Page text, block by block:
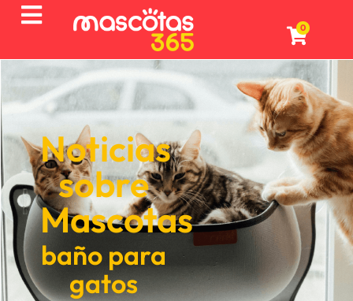
0
Noticias
sobre
Mascotas
baño para
gatos